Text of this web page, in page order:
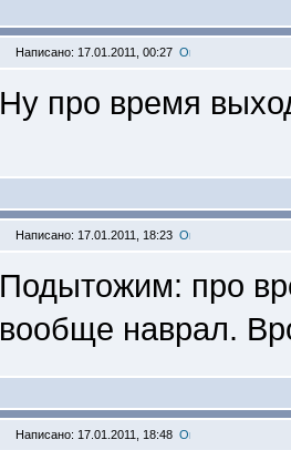
Написано: 17.01.2011, 00:27
Ну про время
Написано: 17.01.2011, 18:23
Подытожим: про
вообще наврал.
Написано: 17.01.2011, 18:48